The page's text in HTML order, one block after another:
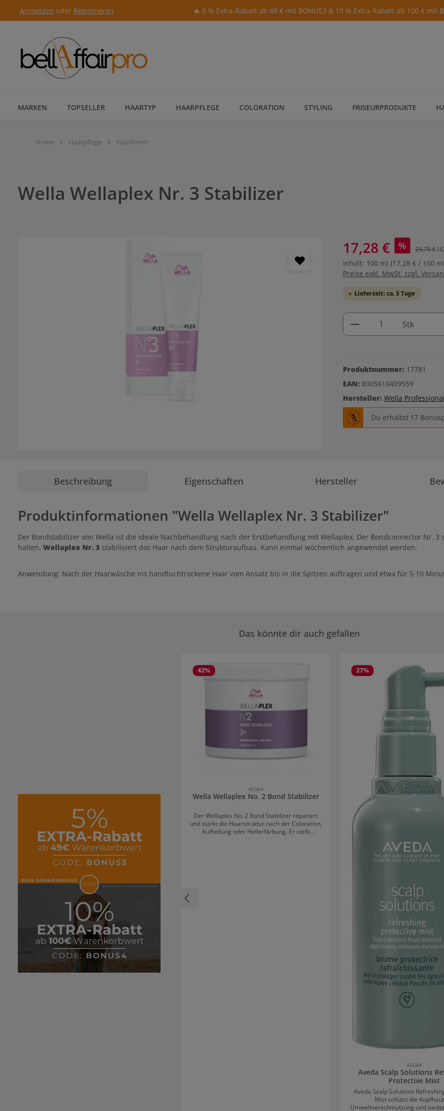
Hauptnavigation springen
Anmelden oder Registrieren 🔥 5 % Extra-Rabatt ab 49 € mit BONUS3 & 10 % Extra-Rabatt ab 100 € mit
MARKEN TOPSELLER HAARTYP HAARPFLEGE COLORATION STYLING FRISEURPRODUKTE
Home Haarpflege Haarkuren
Wella Wellaplex Nr. 3 Stabilizer
17,28 € % 29,75 €
Inhalt: 100 ml (17,28 € / 100
Preise exkl. MwSt. zzgl.
Lieferzeit: ca. 5 Tage
Produkt Anzahl:
Stk
Produktnummer: 17781
EAN: 8005610409559
Hersteller: Wella
Du erhältst 17
Beschreibung Eigenschaften Hersteller
Produktinformationen "Wella Wellaplex Nr. 3 Stabilizer"
Der Bondstabilizer von Wella ist die ideale Nachbehandlung nach der Erstbehandlung mit Wellaplex. Der Bondconnector Nr.
halten. Wellaplex Nr. 3 stabilisiert das Haar nach dem Strukturaufbau. Kann einmal wöchentlich angewendet werden.
Anwendung: Nach der Haarwäsche ins handtuchtrockene Haar vom Ansatz bis in die Spitzen auftragen und etwa für 5-10
Das könnte dir auch gefallen
42%
45364
Wella Wellaplex No. 2 Bond Stabilizer
Der Wellaplex No. 2 Bond Stabilizer repariert
und stärkt die Haarstruktur nach der Coloration,
Aufhellung oder Hellerfärbung. Er stellt
27%
55504
Aveda Scalp Solutions
Protective Mist
Aveda Scalp Solutions
Mist schützt die
Umweltverschmutzung und